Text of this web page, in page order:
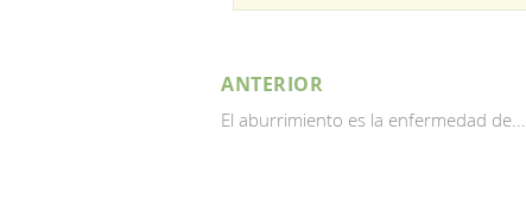
ANTERIOR
El aburrimiento es la enfermedad de...